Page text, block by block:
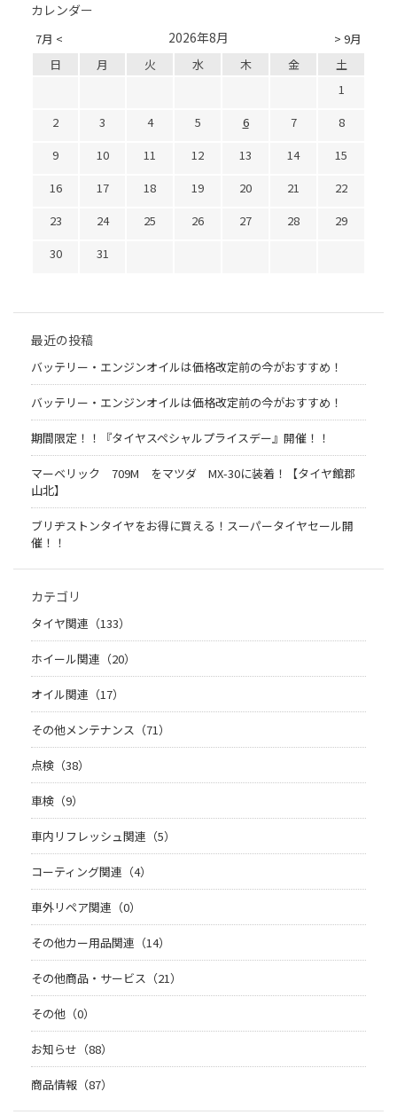
カレンダー
7月 < > 9月
2026年8月
日 月 火 水 木 金
土
1
2
3 4 5 6 7
8
9
10 11 12 13 14
15
16
17 18 19 20 21
22
23
24 25 26 27 28
29
30
31
最近の投稿
バッテリー・エンジンオイルは価格改定前の今がおすすめ！
バッテリー・エンジンオイルは価格改定前の今がおすすめ！
期間限定！！『タイヤスペシャルプライスデー』開催！！
マーベリック 709M をマツダ MX-30に装着！【タイヤ館郡
山北】
ブリヂストンタイヤをお得に買える！スーパータイヤセール開
催！！
カテゴリ
タイヤ関連（133）
ホイール関連（20）
オイル関連（17）
その他メンテナンス（71）
点検（38）
車検（9）
車内リフレッシュ関連（5）
コーティング関連（4）
車外リペア関連（0）
その他カー用品関連（14）
その他商品・サービス（21）
その他（0）
お知らせ（88）
商品情報（87）